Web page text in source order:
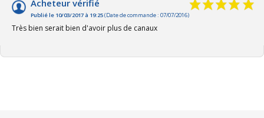
Acheteur vérifié
Publié le 10/03/2017 à 19:25(Date de commande : 07/07/2016)
Très bien serait bien d'avoir plus de canaux